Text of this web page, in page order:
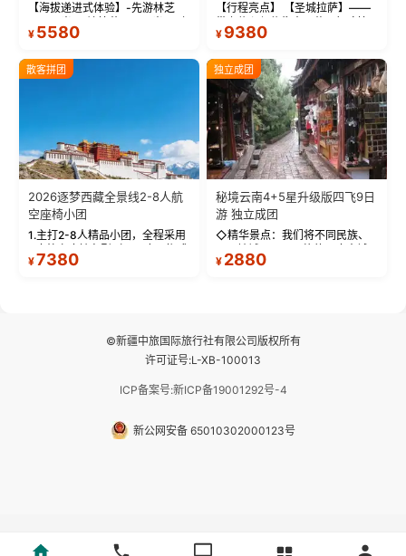
1.主打2-8人精品小团，全程采用
9座航空座椅车型（360度环抱式
座舱），提供VIP级别的舒适出行
体验 。供氧保障： 2.全程入住舒
适型含氧酒店（低海拔的索松村
和林芝除外），并贴心赠...
¥7380
秘境云南4+5星升级版四飞9日
游 独立成团
◇精华景点：我们将不同民族、
不同地域、不同风格的三座古城
—【大理古城、丽江古城、香格
里拉、野象谷】呈现给您！...
¥2880
©新疆中旅国际旅行社有限公司版权所有
许可证号:L-XB-100013
新公网安备 65010302000123号